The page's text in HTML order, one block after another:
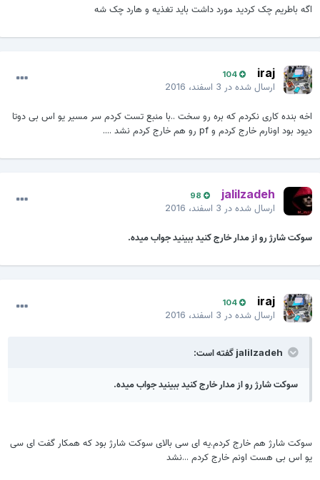
اگه باطریم چک کردید مورد داشت باید تغذیه و هارد چک شه
iraj
104
ارسال شده در3 اسفند، 2016
اخه بنده کاری نکردم که بره رو سخت ..با منبع تست کردم سر مسیر یو اس بی دوتا
دیود بود اونارم خارج کردم و pf رو هم خارج کردم نشد ....
jalilzadeh
98
ارسال شده در3 اسفند، 2016
سوکت شارژ رو از مدار خارج کنید ببینید جواب میده.
iraj
104
ارسال شده در3 اسفند، 2016
jalilzadeh گفته است:
سوکت شارژ رو از مدار خارج کنید ببینید جواب میده.
سوکت شارژ هم خارج کردم.یه ای سی بالای سوکت شارژ بود که همکار گفت ای سی
یو اس بی هست اونم خارج کردم ...نشد